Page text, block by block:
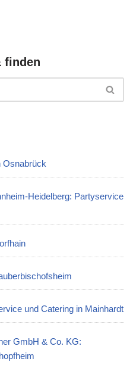
finden
Osnabrück
Heidelberg: Partyservice
und Catering in Mainhardt
GmbH & Co. KG: